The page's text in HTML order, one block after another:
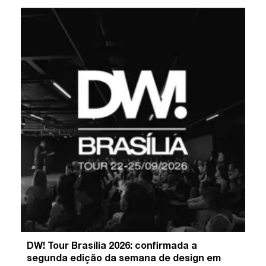
DW! Tour Brasília 2026: confirmada a
segunda edição da semana de design em